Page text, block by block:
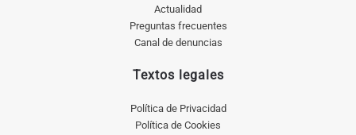
Actualidad
Preguntas frecuentes
Canal de denuncias
Textos legales
Política de Privacidad
Política de Cookies